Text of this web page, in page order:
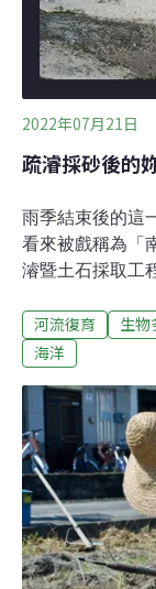
估縮小規模，並
者提出縮減計畫
2022年07月21日
疏濬採砂後的
雨季結束後的這
看來被戲稱為「
濬暨土石採取工
場，如果又像去
然擺盪或辮狀交
自然環境，不
來作為建材利用
但當它們留在溪
的家園和資源，
一環。避免單一
讓資源取之有道
作業，迄今已撤
河流復育 生物
海洋